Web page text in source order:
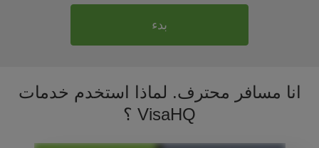
بدء
انا مسافر محترف. لماذا استخدم خدمات
VisaHQ ؟